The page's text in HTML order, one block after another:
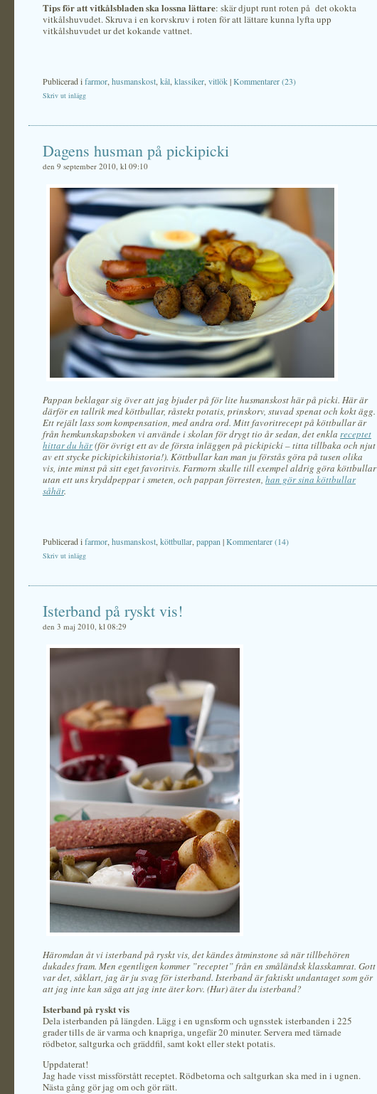
Tips för att vitkålsbladen ska lossna lättare: skär djupt runt roten på det okokta
vitkålshuvudet. Skruva i en korvskruv i roten för att lättare kunna lyfta upp
vitkålshuvudet ur det kokande vattnet.
Publicerad ifarmor husmanskost kål klassiker vitlök|Kommentarer (23)
Skriv ut inlägg
Dagens husman på pickipicki
den 9 september 2010, kl 09:10
Pappan beklagar sig över att jag bjuder på för lite husmanskost här på picki. Här är
därför en tallrik med köttbullar, råstekt potatis, prinskorv, stuvad spenat och kokt ägg.
Ett rejält lass som kompensation, med andra ord. Mitt favoritrecept på köttbullar är
från hemkunskapsboken vi använde i skolan för drygt tio år sedan, det enkla receptet
hittar du här(för övrigt ett av de första inläggen på pickipicki – titta tillbaka och njut
av ett stycke pickipickihistoria!). Köttbullar kan man ju förstås göra på tusen olika
vis, inte minst på sitt eget favoritvis. Farmorn skulle till exempel aldrig göra köttbullar
utan ett uns kryddpeppar i smeten, och pappan förresten, han gör sina köttbullar
såhär.
Publicerad ifarmor husmanskost köttbullar pappan |Kommentarer (14)
Skriv ut inlägg
Isterband på ryskt vis!
den 3 maj 2010, kl 08:29
Häromdan åt vi isterband på ryskt vis, det kändes åtminstone så när tillbehören
dukades fram. Men egentligen kommer ”receptet” från en småländsk klasskamrat. Gott
var det, såklart, jag är ju svag för isterband. Isterband är faktiskt undantaget som gör
att jag inte kan säga att jag inte äter korv. (Hur) äter du isterband?
Isterband på ryskt vis
Dela isterbanden på längden. Lägg i en ugnsform och ugnsstek isterbanden i 225
grader tills de är varma och knapriga, ungefär 20 minuter. Servera med tärnade
rödbetor, saltgurka och gräddfil, samt kokt eller stekt potatis.
Uppdaterat!
Jag hade visst missförstått receptet. Rödbetorna och saltgurkan ska med in i ugnen.
Nästa gång gör jag om och gör rätt.